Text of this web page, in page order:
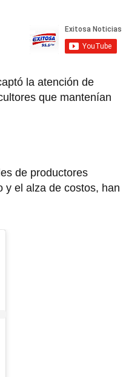
la atención de
que mantenían
de productores
y el alza de costos, han